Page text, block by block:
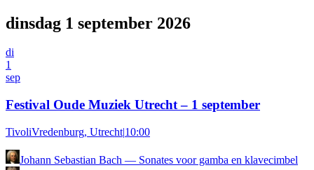
dinsdag 1 september 2026
di
1
sep
Festival Oude Muziek Utrecht – 1 september
TivoliVredenburg, Utrecht|10:00
Johann Sebastian Bach — Sonates voor gamba en klavecimbel